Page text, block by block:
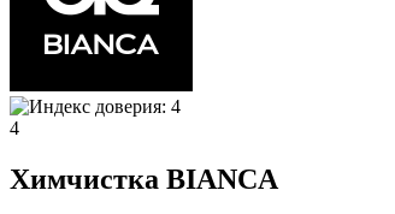
4
Химчистка BIANCA